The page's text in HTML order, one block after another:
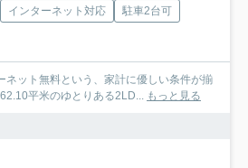
インターネット対応
駐車2台可
ネット無料という、家計に優しい条件が揃
平米のゆとりある2LD... もっと見る